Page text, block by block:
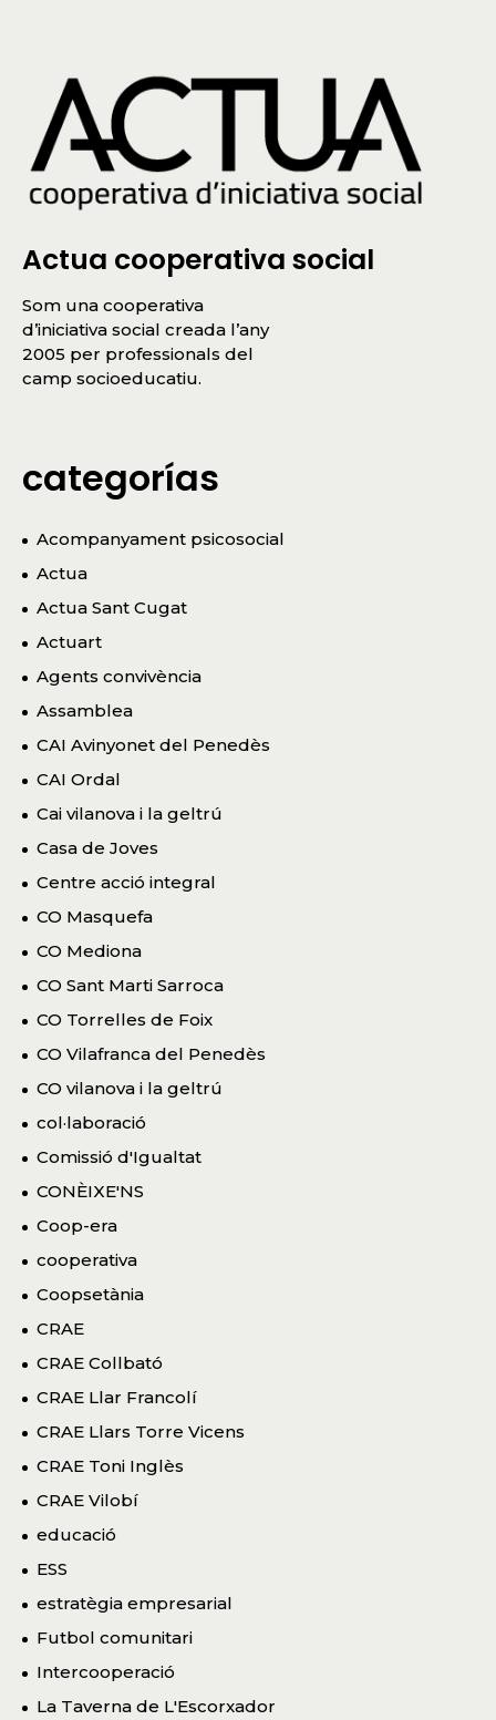
Actua cooperativa social
Som una cooperativa
d’iniciativa social creada l’any
2005 per professionals del
camp socioeducatiu.
categorías
Acompanyament psicosocial
Actua
Actua Sant Cugat
Actuart
Agents convivència
Assamblea
CAI Avinyonet del Penedès
CAI Ordal
Cai vilanova i la geltrú
Casa de Joves
Centre acció integral
CO Masquefa
CO Mediona
CO Sant Marti Sarroca
CO Torrelles de Foix
CO Vilafranca del Penedès
CO vilanova i la geltrú
col·laboració
Comissió d'Igualtat
CONÈIXE'NS
Coop-era
cooperativa
Coopsetània
CRAE
CRAE Collbató
CRAE Llar Francolí
CRAE Llars Torre Vicens
CRAE Toni Inglès
CRAE Vilobí
educació
ESS
estratègia empresarial
Futbol comunitari
Intercooperació
La Taverna de L'Escorxador